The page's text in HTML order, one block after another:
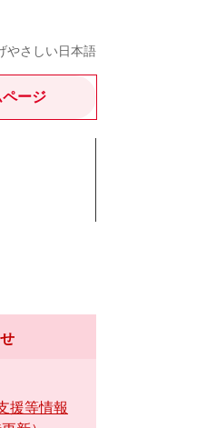
やさしい日本語
ページ
援等情報